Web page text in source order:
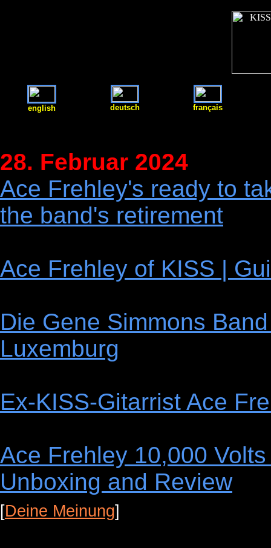
english deutsch français
28. Februar 2024
Ace Frehley's ready to
the band's retirement
Ace Frehley of KISS |
Die Gene Simmons
Luxemburg
Ex-KISS-Gitarrist Ace
Ace Frehley 10,000
Unboxing and Review
[Deine Meinung]